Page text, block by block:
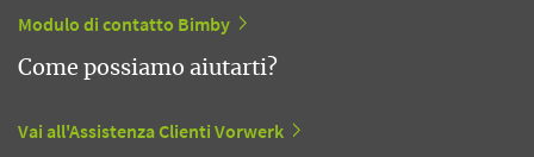
Modulo di contatto Bimby
Come possiamo aiutarti?
Vai all'Assistenza Clienti Vorwerk